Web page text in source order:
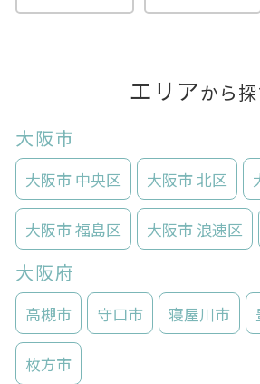
エリアから
大阪市
大阪市 中央区 大阪市 北区
大阪市 福島区 大阪市 浪速区
大阪府
高槻市 守口市 寝屋川市
枚方市